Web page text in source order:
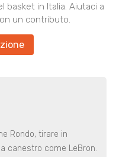
basket in Italia. Aiutaci a
un contributo.
Rondo, tirare in
canestro come LeBron.